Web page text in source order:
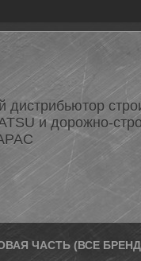
и дорожно-
ЧАСТЬ (ВСЕ